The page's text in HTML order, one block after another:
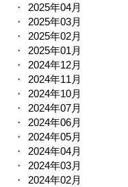
2025年04月
2025年03月
2025年02月
2025年01月
2024年12月
2024年11月
2024年10月
2024年07月
2024年06月
2024年05月
2024年04月
2024年03月
2024年02月